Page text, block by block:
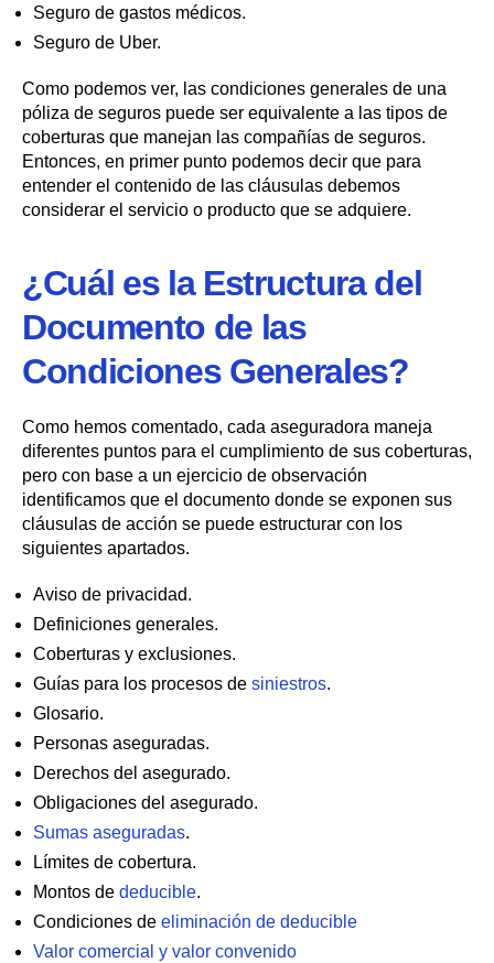
Seguro de gastos médicos.
Seguro de Uber.
Como podemos ver, las condiciones generales de una
póliza de seguros puede ser equivalente a las tipos de
coberturas que manejan las compañías de seguros.
Entonces, en primer punto podemos decir que para
entender el contenido de las cláusulas debemos
considerar el servicio o producto que se adquiere.
¿Cuál es la Estructura del
Documento de las
Condiciones Generales?
Como hemos comentado, cada aseguradora maneja
diferentes puntos para el cumplimiento de sus coberturas,
pero con base a un ejercicio de observación
identificamos que el documento donde se exponen sus
cláusulas de acción se puede estructurar con los
siguientes apartados.
Aviso de privacidad.
Definiciones generales.
Coberturas y exclusiones.
Guías para los procesos de siniestros.
Glosario.
Personas aseguradas.
Derechos del asegurado.
Obligaciones del asegurado.
Sumas aseguradas.
Límites de cobertura.
Montos de deducible.
Condiciones de eliminación de deducible
Valor comercial y valor convenido